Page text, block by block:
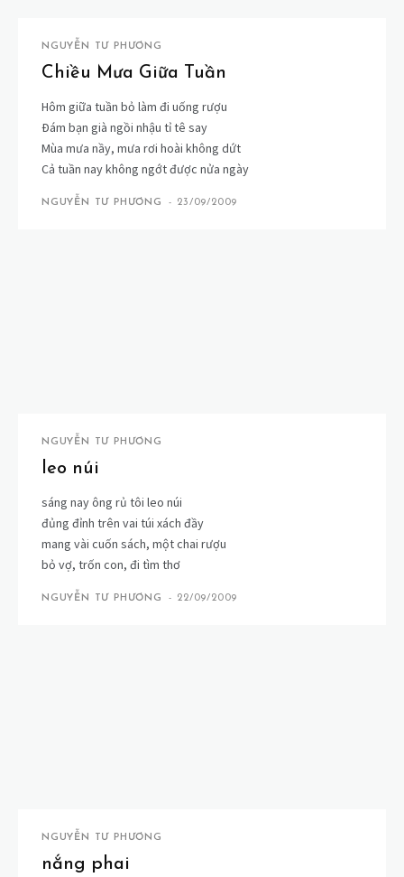
NGUYỄN TƯ PHƯƠNG
Chiều Mưa Giữa Tuần
Hôm giữa tuần bỏ làm đi uống rượu
Ðám bạn già ngồi nhậu tỉ tê say
Mùa mưa nầy, mưa rơi hoài không dứt
Cả tuần nay không ngớt được nửa ngày
NGUYỄN TƯ PHƯƠNG - 23/09/2009
NGUYỄN TƯ PHƯƠNG
leo núi
sáng nay ông rủ tôi leo núi
đủng đỉnh trên vai túi xách đầy
mang vài cuốn sách, một chai rượu
bỏ vợ, trốn con, đi tìm thơ
NGUYỄN TƯ PHƯƠNG - 22/09/2009
NGUYỄN TƯ PHƯƠNG
nắng phai